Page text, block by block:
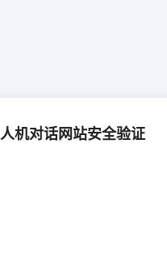
人机对话网站安全验证